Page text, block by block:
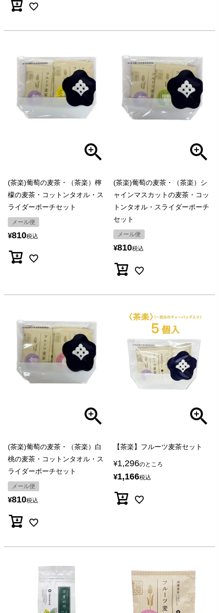
(茶楽)葡萄の麦茶・（茶楽）檸
檬の麦茶・コットンタオル・ス
ライダーポーチセット
メール便
¥810税込
(茶楽)葡萄の麦茶・（茶楽）シ
ャインマスカットの麦茶・コッ
トンタオル・スライダーポーチ
セット
メール便
¥810税込
(茶楽)葡萄の麦茶・（茶楽）白
桃の麦茶・コットンタオル・ス
ライダーポーチセット
メール便
¥810税込
【茶楽】フルーツ麦茶セット
¥1,296のところ
¥1,166税込